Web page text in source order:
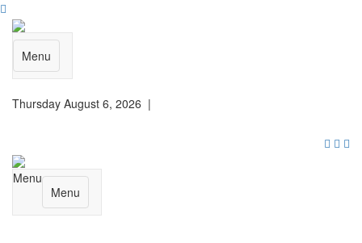
Menu
Thursday August 6, 2026 |
Menu
Menu